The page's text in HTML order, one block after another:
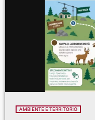
AMBIENTE E TERRITORIO